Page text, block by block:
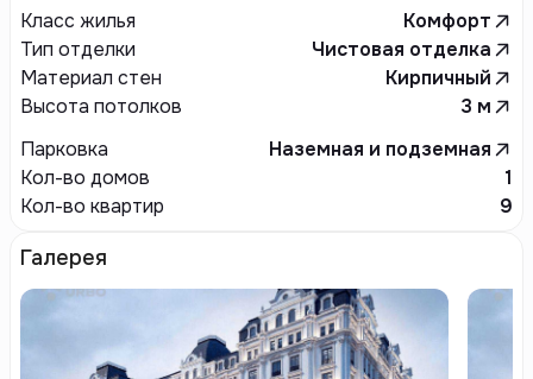
Класс жилья
Комфорт
Тип отделки
Чистовая отделка
Материал стен
Кирпичный
Высота потолков
3 м
Парковка
Наземная и подземная
Кол-во домов
1
Кол-во квартир
9
Галерея